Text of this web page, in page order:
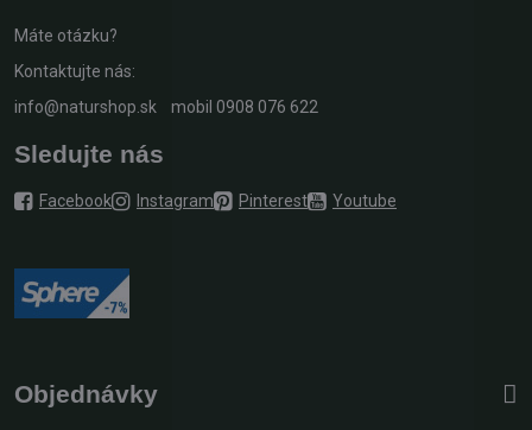
Máte otázku?
Kontaktujte nás:
info@naturshop.sk mobil 0908 076 622
Sledujte nás
Facebook Instagram Pinterest Youtube
Objednávky